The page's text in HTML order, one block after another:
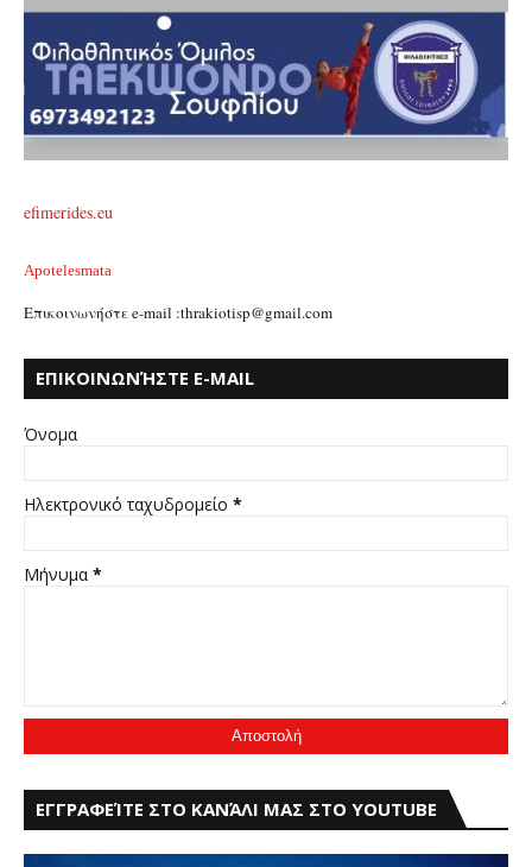
efimerides.eu
Apotelesmata
Επικοινωνήστε e-mail :thrakiotisp@gmail.com
ΕΠΙΚΟΙΝΩΝΉΣΤΕ E-MAIL
Όνομα
Ηλεκτρονικό ταχυδρομείο *
Μήνυμα *
ΕΓΓΡΑΦΕΊΤΕ ΣΤΟ ΚΑΝΆΛΙ ΜΑΣ ΣΤΟ YOUTUBE